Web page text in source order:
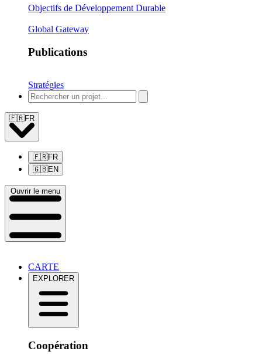
Objectifs de Développement Durable
Global Gateway
Publications
Stratégies
🇫🇷FR
🇫🇷FR
🇬🇧EN
Ouvrir le menu
CARTE
EXPLORER
Coopération